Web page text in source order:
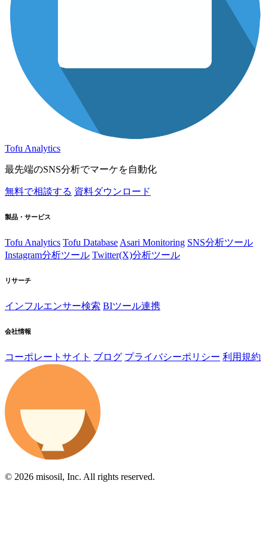
Tofu Analytics
最先端のSNS分析でマーケを自動化
無料で相談する 資料ダウンロード
製品・サービス
Tofu Analytics Tofu Database Asari Monitoring SNS分析ツール
Instagram分析ツール Twitter(X)分析ツール
リサーチ
インフルエンサー検索 BIツール連携
会社情報
コーポレートサイト ブログ プライバシーポリシー 利用規約
© 2026 misosil, Inc. All rights reserved.